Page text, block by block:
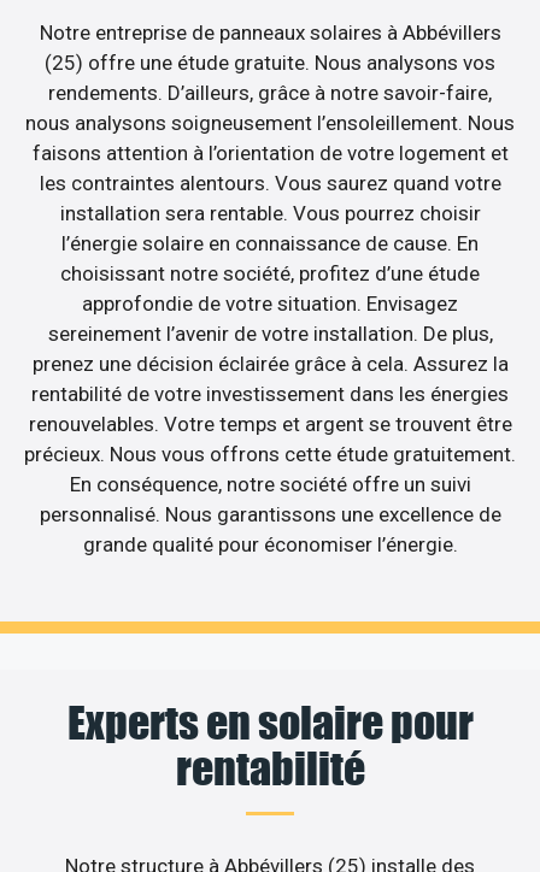
Notre entreprise de panneaux solaires à Abbévillers
(25) offre une étude gratuite. Nous analysons vos
rendements. D’ailleurs, grâce à notre savoir-faire,
nous analysons soigneusement l’ensoleillement. Nous
faisons attention à l’orientation de votre logement et
les contraintes alentours. Vous saurez quand votre
installation sera rentable. Vous pourrez choisir
l’énergie solaire en connaissance de cause. En
choisissant notre société, profitez d’une étude
approfondie de votre situation. Envisagez
sereinement l’avenir de votre installation. De plus,
prenez une décision éclairée grâce à cela. Assurez la
rentabilité de votre investissement dans les énergies
renouvelables. Votre temps et argent se trouvent être
précieux. Nous vous offrons cette étude gratuitement.
En conséquence, notre société offre un suivi
personnalisé. Nous garantissons une excellence de
grande qualité pour économiser l’énergie.
Experts en solaire pour
rentabilité
Notre structure à Abbévillers (25) installe des